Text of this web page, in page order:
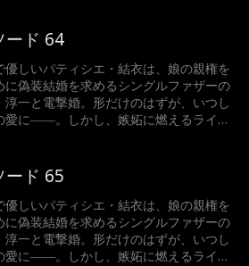
ード 64
優しいパティシエ・結衣は、娘の親権を
に偽装結婚を求めるシングルファザーの
淳一と電撃婚。形だけのはずが、いつし
愛に――。しかし、嫉妬に燃えるライバ
ード 65
優しいパティシエ・結衣は、娘の親権を
に偽装結婚を求めるシングルファザーの
淳一と電撃婚。形だけのはずが、いつし
愛に――。しかし、嫉妬に燃えるライバ